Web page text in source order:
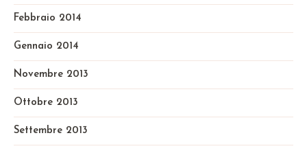
Febbraio 2014
Gennaio 2014
Novembre 2013
Ottobre 2013
Settembre 2013